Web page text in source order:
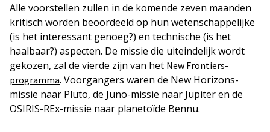
Alle voorstellen zullen in de komende zeven maanden
kritisch worden beoordeeld op hun wetenschappelijke
(is het interessant genoeg?) en technische (is het
haalbaar?) aspecten. De missie die uiteindelijk wordt
gekozen, zal de vierde zijn van het New Frontiers-
programma. Voorgangers waren de New Horizons-
missie naar Pluto, de Juno-missie naar Jupiter en de
OSIRIS-REx-missie naar planetoïde Bennu.